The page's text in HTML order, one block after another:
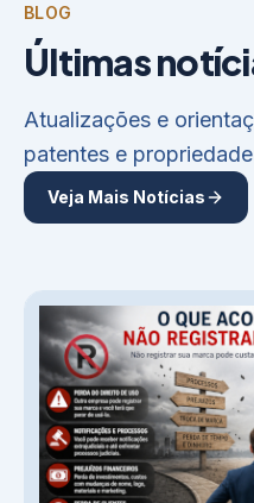
BLOG
Últimas
Atualizações e
patentes e
Veja Mais Notícias